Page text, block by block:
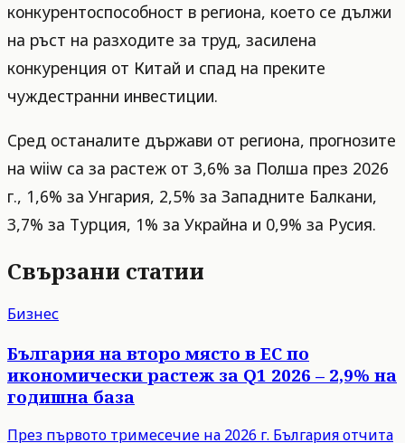
конкурентоспособност в региона, което се дължи
на ръст на разходите за труд, засилена
конкуренция от Китай и спад на преките
чуждестранни инвестиции.
Сред останалите държави от региона, прогнозите
на wiiw са за растеж от 3,6% за Полша през 2026
г., 1,6% за Унгария, 2,5% за Западните Балкани,
3,7% за Турция, 1% за Украйна и 0,9% за Русия.
Свързани статии
Бизнес
България на второ място в ЕС по
икономически растеж за Q1 2026 – 2,9% на
годишна база
През първото тримесечие на 2026 г. България отчита